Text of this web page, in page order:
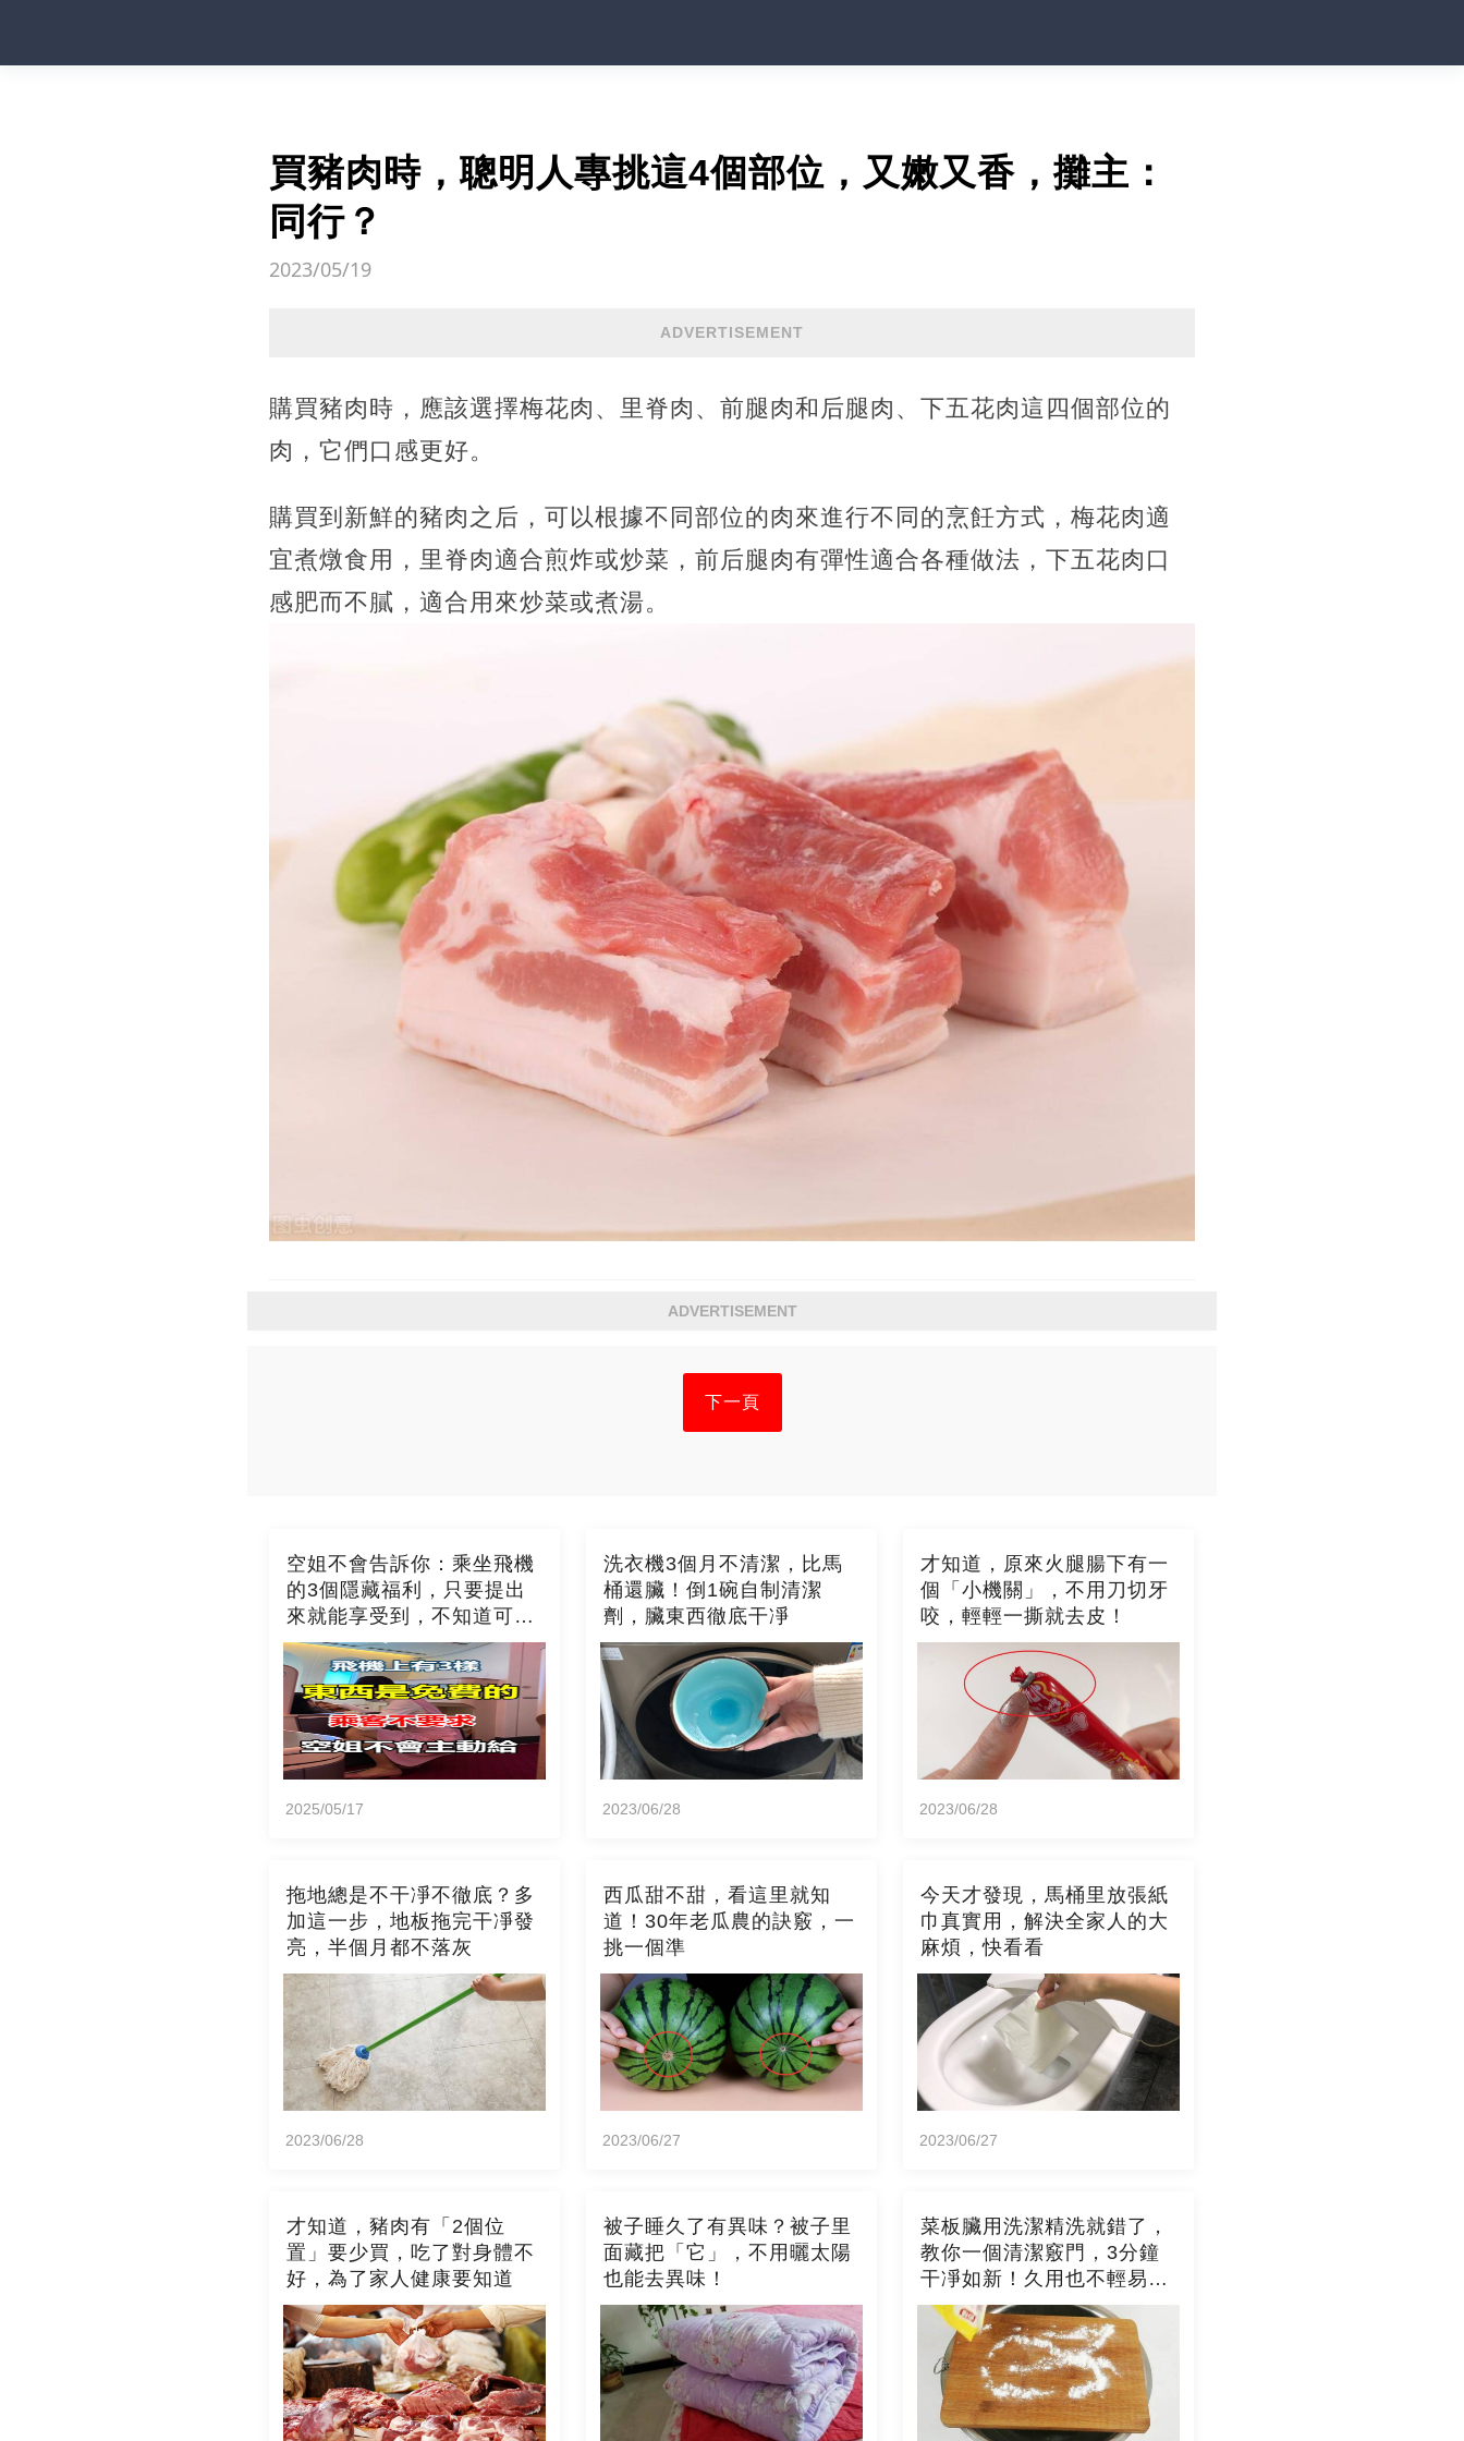
買豬肉時，聰明人專挑這4個部位，又嫩又香，攤主：
同行？
2023/05/19
ADVERTISEMENT
購買豬肉時，應該選擇梅花肉、里脊肉、前腿肉和后腿肉、下五花肉這四個部位的
肉，它們口感更好。
購買到新鮮的豬肉之后，可以根據不同部位的肉來進行不同的烹飪方式，梅花肉適
宜煮燉食用，里脊肉適合煎炸或炒菜，前后腿肉有彈性適合各種做法，下五花肉口
感肥而不膩，適合用來炒菜或煮湯。
ADVERTISEMENT
下一頁
空姐不會告訴你：乘坐飛機
的3個隱藏福利，只要提出
來就能享受到，不知道可就
吃虧了
2025/05/17
洗衣機3個月不清潔，比馬
桶還臟！倒1碗自制清潔
劑，臟東西徹底干凈
2023/06/28
才知道，原來火腿腸下有一
個「小機關」，不用刀切牙
咬，輕輕一撕就去皮！
2023/06/28
拖地總是不干凈不徹底？多
加這一步，地板拖完干凈發
亮，半個月都不落灰
2023/06/28
西瓜甜不甜，看這里就知
道！30年老瓜農的訣竅，一
挑一個準
2023/06/27
今天才發現，馬桶里放張紙
巾真實用，解決全家人的大
麻煩，快看看
2023/06/27
才知道，豬肉有「2個位
置」要少買，吃了對身體不
好，為了家人健康要知道
被子睡久了有異味？被子里
面藏把「它」，不用曬太陽
也能去異味！
菜板臟用洗潔精洗就錯了，
教你一個清潔竅門，3分鐘
干凈如新！久用也不輕易發
霉